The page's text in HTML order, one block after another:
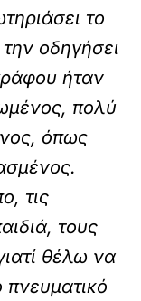
το
οδηγήσει
ήταν
πολύ
όπως
τις
τους
θέλω να